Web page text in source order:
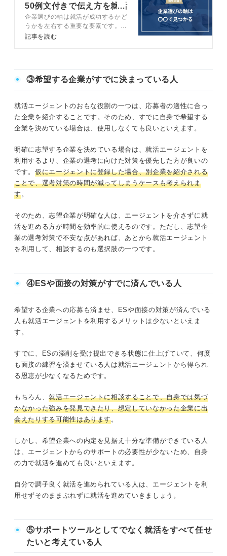
50例文付きで伝え方を就活
のプロが解説
企業選びの軸は就活が成功するかど
うかを左右する重要な要素です。企
業選びの軸の見つけ方や選考でわか
て就活を成功させましょう。
記事を読む
③希望する企業がすでに決まっている人
就活エージェントのおもな役割の一つは、応募者の適性に合っ
た企業を紹介することです。そのため、すでに自身で希望する
企業を決めている場合は、使用しなくても良いといえます。
明確に志望する企業を決めている場合は、就活エージェントを
利用するより、企業の選考に向けた対策を優先した方が良いの
です。 仮にエージェントに登録した場合、別企業を紹介される
ことで、選考対策の時間が減ってしまうケースも考えられま
す。
そのため、志望企業が明確な人は、エージェントを介さずに就
活を進める方が時間を効率的に使えるのです。ただし、志望企
業の選考対策で不安な点があれば、あとから就活エージェント
を利用して、相談するのも選択肢の一つです。
④ESや面接の対策がすでに済んでいる人
希望する企業への応募も済ませ、ESや面接の対策が済んでいる
人も就活エージェントを利用するメリットは少ないといえま
す。
すでに、ESの添削を受け提出できる状態に仕上げていて、何度
も面接の練習を済ませている人は就活エージェントから得られ
る恩恵が少なくなるためです。
もちろん、就活エージェントに相談することで、自身では気づ
かなかった強みを発見できたり、想定していなかった企業に出
会えたりする可能性はあります。
しかし、希望企業への内定を見据え十分な準備ができている人
は、エージェントからのサポートの必要性が少ないため、自身
の力で就活を進めても良いといえます。
自分で調子良く就活を進められている人は、エージェントを利
用せずそのままぶれずに就活を進めていきましょう。
⑤サポートツールとしてでなく就活をすべて任せ
たいと考えている人